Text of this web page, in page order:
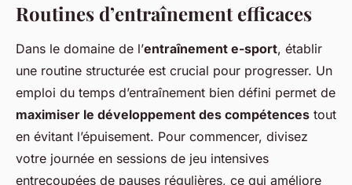
Routines d’entraînement efficaces
Dans le domaine de l’entraînement e-sport, établir
une routine structurée est crucial pour progresser. Un
emploi du temps d’entraînement bien défini permet de
maximiser le développement des compétences tout
en évitant l’épuisement. Pour commencer, divisez
votre journée en sessions de jeu intensives
entrecoupées de pauses régulières, ce qui améliore